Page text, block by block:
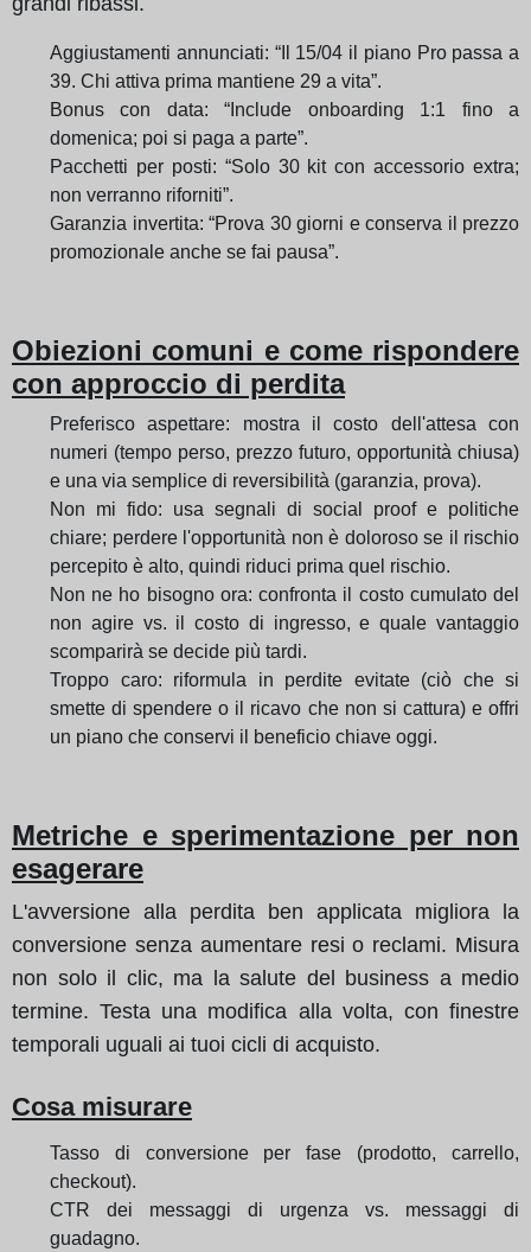
Aggiustamenti annunciati: “Il 15/04 il piano Pro passa a
39. Chi attiva prima mantiene 29 a vita”.
Bonus con data: “Include onboarding 1:1 fino a
domenica; poi si paga a parte”.
Pacchetti per posti: “Solo 30 kit con accessorio extra;
non verranno riforniti”.
Garanzia invertita: “Prova 30 giorni e conserva il prezzo
promozionale anche se fai pausa”.
Obiezioni comuni e come rispondere
con approccio di perdita
Preferisco aspettare: mostra il costo dell'attesa con
numeri (tempo perso, prezzo futuro, opportunità chiusa)
e una via semplice di reversibilità (garanzia, prova).
Non mi fido: usa segnali di social proof e politiche
chiare; perdere l'opportunità non è doloroso se il rischio
percepito è alto, quindi riduci prima quel rischio.
Non ne ho bisogno ora: confronta il costo cumulato del
non agire vs. il costo di ingresso, e quale vantaggio
scomparirà se decide più tardi.
Troppo caro: riformula in perdite evitate (ciò che si
smette di spendere o il ricavo che non si cattura) e offri
un piano che conservi il beneficio chiave oggi.
Metriche e sperimentazione per non
esagerare
L'avversione alla perdita ben applicata migliora la
conversione senza aumentare resi o reclami. Misura
non solo il clic, ma la salute del business a medio
termine. Testa una modifica alla volta, con finestre
temporali uguali ai tuoi cicli di acquisto.
Cosa misurare
Tasso di conversione per fase (prodotto, carrello,
checkout).
CTR dei messaggi di urgenza vs. messaggi di
guadagno.